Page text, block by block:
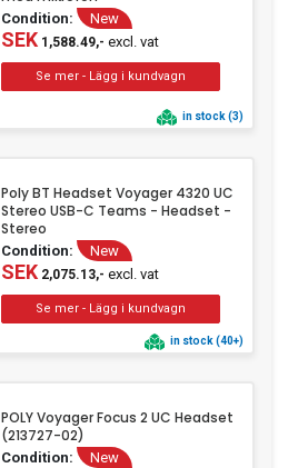
Condition: New
SEK1,588.49,- excl. vat
in stock (3)
Poly BT Headset Voyager 4320 UC
Stereo USB-C Teams - Headset -
Stereo
Condition: New
SEK2,075.13,- excl. vat
in stock (40+)
POLY Voyager Focus 2 UC Headset
(213727-02)
Condition: New